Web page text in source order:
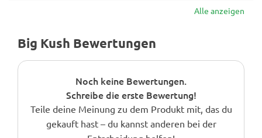
Alle anzeigen
Big Kush Bewertungen
Noch keine Bewertungen.
Schreibe die erste Bewertung!
Teile deine Meinung zu dem Produkt mit, das du
gekauft hast – du kannst anderen bei der